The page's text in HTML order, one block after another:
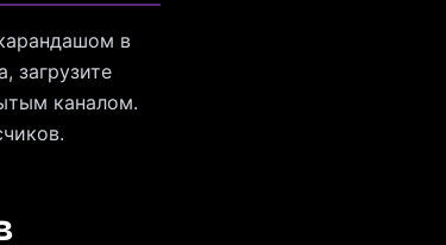
в
загрузите
каналом.